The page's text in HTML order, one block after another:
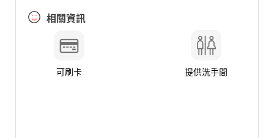
相關資訊
可刷卡 提供洗手間